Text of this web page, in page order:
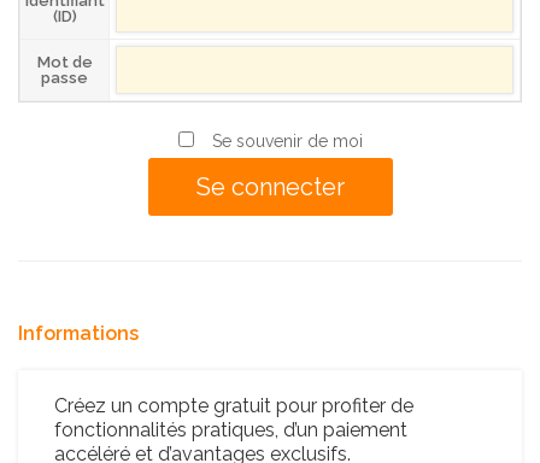
(ID)
Mot de
passe
Se souvenir de moi
Informations
Créez un compte gratuit pour profiter de
fonctionnalités pratiques, d’un paiement
accéléré et d’avantages exclusifs.